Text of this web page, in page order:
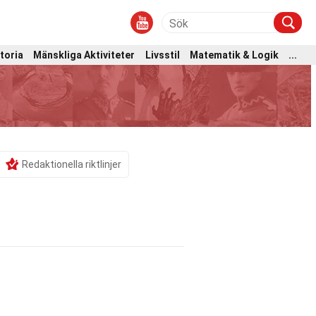
Mänskliga Aktiviteter Livsstil Matematik & Logik ...
Redaktionella riktlinjer